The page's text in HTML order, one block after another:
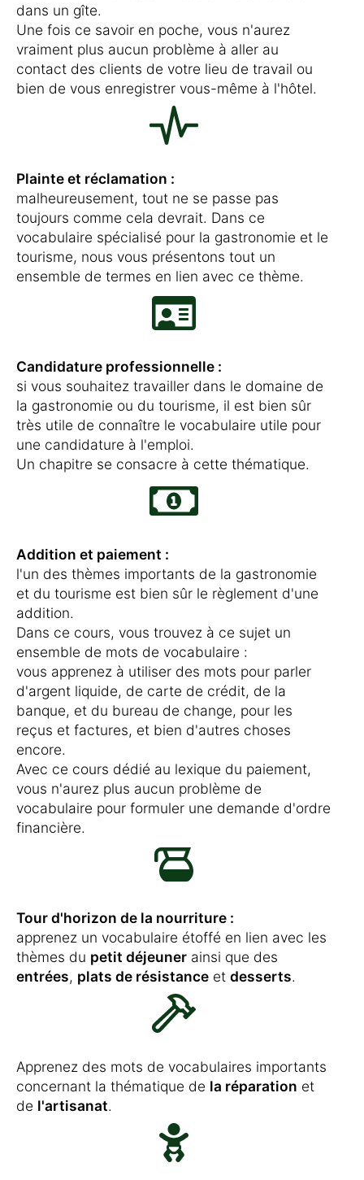
dans un gîte.
Une fois ce savoir en poche, vous n'aurez
vraiment plus aucun problème à aller au
contact des clients de votre lieu de travail ou
bien de vous enregistrer vous-même à l'hôtel.
Plainte et réclamation :
malheureusement, tout ne se passe pas
toujours comme cela devrait. Dans ce
vocabulaire spécialisé pour la gastronomie et le
tourisme, nous vous présentons tout un
ensemble de termes en lien avec ce thème.
Candidature professionnelle :
si vous souhaitez travailler dans le domaine de
la gastronomie ou du tourisme, il est bien sûr
très utile de connaître le vocabulaire utile pour
une candidature à l'emploi.
Un chapitre se consacre à cette thématique.
Addition et paiement :
l'un des thèmes importants de la gastronomie
et du tourisme est bien sûr le règlement d'une
addition.
Dans ce cours, vous trouvez à ce sujet un
ensemble de mots de vocabulaire :
vous apprenez à utiliser des mots pour parler
d'argent liquide, de carte de crédit, de la
banque, et du bureau de change, pour les
reçus et factures, et bien d'autres choses
encore.
Avec ce cours dédié au lexique du paiement,
vous n'aurez plus aucun problème de
vocabulaire pour formuler une demande d'ordre
financière.
Tour d'horizon de la nourriture :
apprenez un vocabulaire étoffé en lien avec les
thèmes du petit déjeuner ainsi que des
entrées, plats de résistance et desserts.
Apprenez des mots de vocabulaires importants
concernant la thématique de la réparation et
de l'artisanat.